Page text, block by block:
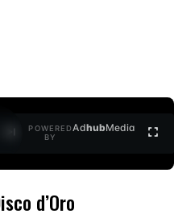
POWERED
BY
AdhubMedia
d’Oro